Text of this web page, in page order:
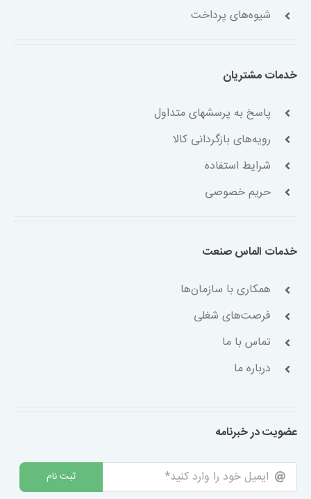
شیوه‌های پرداخت
خدمات مشتریان
پاسخ به پرسشهای متداول
رویه‌های بازگردانی کالا
شرایط استفاده
حریم خصوصی
خدمات الماس صنعت
همکاری با سازمان‌ها
فرصت‌های شغلی
تماس با ما
درباره ما
عضویت در خبرنامه
ثبت نام